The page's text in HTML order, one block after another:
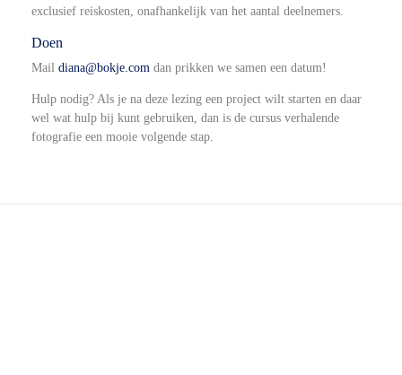
exclusief reiskosten, onafhankelijk van het aantal deelnemers.
Doen
Mail diana@bokje.com dan prikken we samen een datum!
Hulp nodig? Als je na deze lezing een project wilt starten en daar
wel wat hulp bij kunt gebruiken, dan is de cursus verhalende
fotografie een mooie volgende stap.